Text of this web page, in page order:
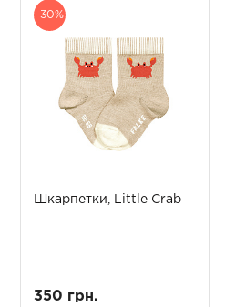
-30%
Шкарпетки, Little Crab
350 грн.